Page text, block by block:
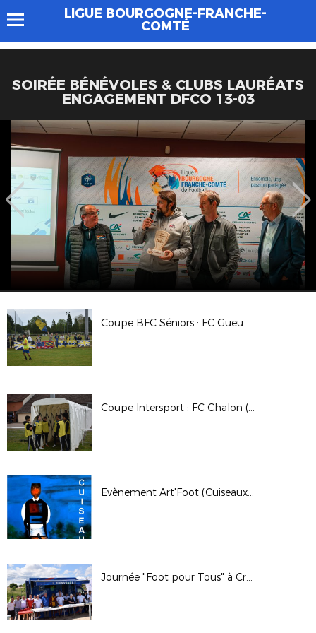
LIGUE BOURGOGNE-FRANCHE-
COMTÉ
SOIRÉE BÉNÉVOLES & CLUBS LAURÉATS
ENGAGEMENT DFCO 13-03
Coupe BFC Séniors : FC Gueugnon - Jura Dolois Football (0-2)
Coupe Intersport : FC Chalon (2) - Jura Sud Foot (2) (2-0)
Evènement Art'Foot (Cuiseaux - Juin 2019)
Journée "Foot pour Tous" à Creches sur Saône (Juin)